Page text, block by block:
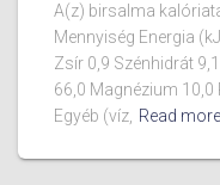
A(z) birsalma
Mennyiség Energia
Zsír 0,9 Szénhidrát
66,0 Magnézium 10,0
Egyéb (víz, Read